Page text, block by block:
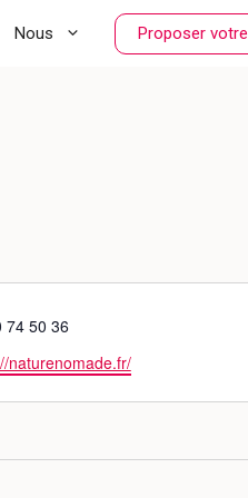
Nous Proposer
74 50 36
naturenomade.fr/